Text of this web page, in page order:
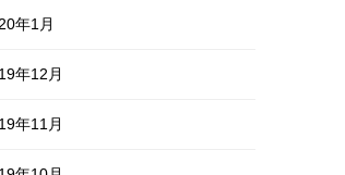
年1月
年12月
年11月